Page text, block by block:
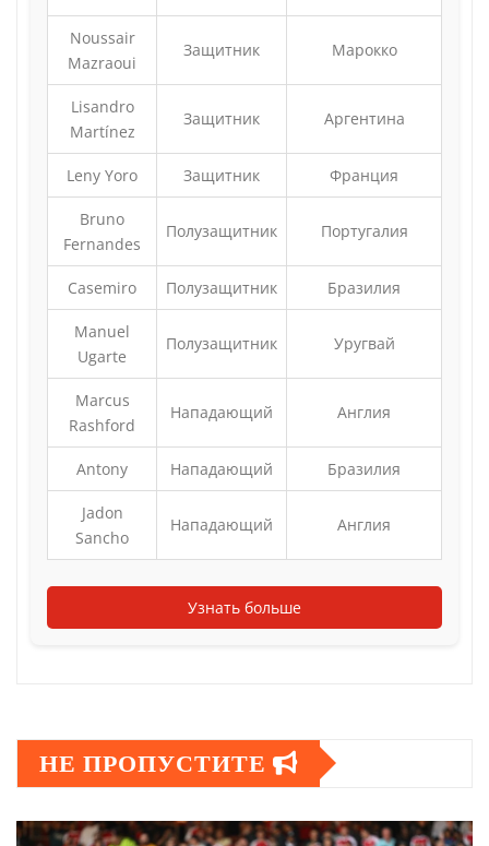
Noussair
Mazraoui
Защитник Марокко
Lisandro
Martínez
Защитник Аргентина
Leny Yoro Защитник Франция
Bruno
Fernandes
Полузащитник Португалия
Casemiro Полузащитник Бразилия
Manuel
Ugarte
Полузащитник Уругвай
Marcus
Rashford
Нападающий Англия
Antony Нападающий Бразилия
Jadon
Sancho
Нападающий Англия
Узнать больше
НЕ ПРОПУСТИТЕ